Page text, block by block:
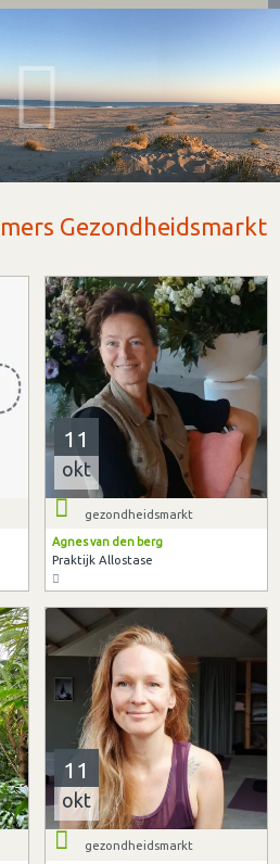
Gezondheidsmarkt
11
okt
gezondheidsmarkt
Agnes van den berg
Praktijk Allostase
11
okt
gezondheidsmarkt